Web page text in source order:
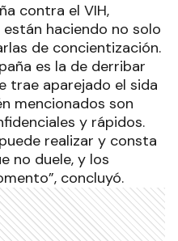
contra el VIH,
haciendo no solo
de concientización.
es la de derribar
trae aparejado el sida
mencionados son
y rápidos.
realizar y consta
no duele, y los
concluyó.